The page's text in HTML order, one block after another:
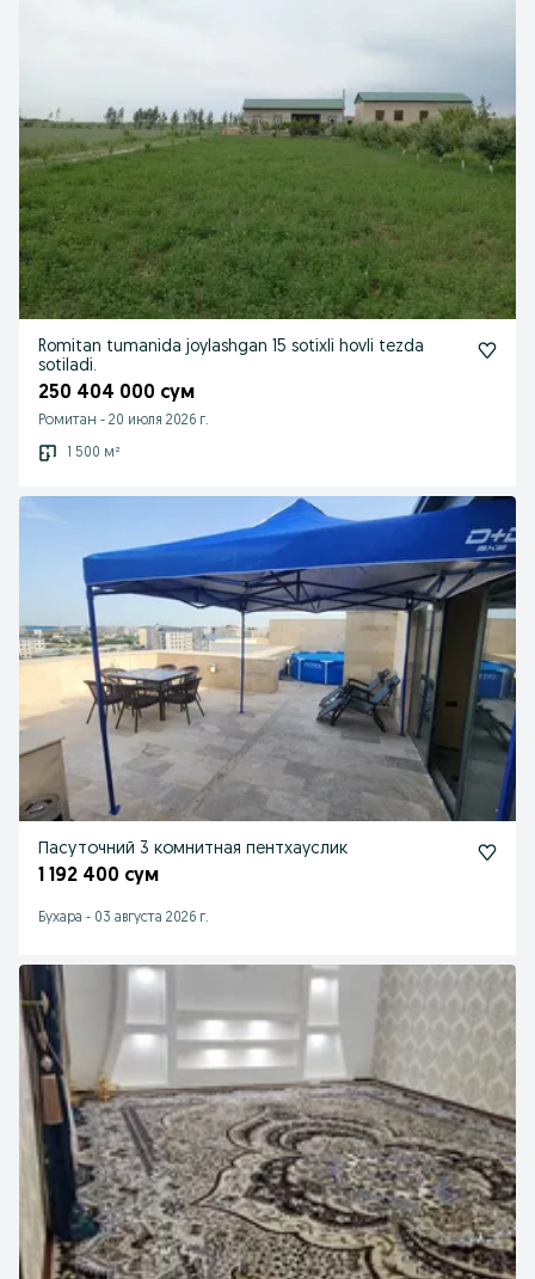
Romitan tumanida joylashgan 15 sotixli hovli tezda
sotiladi.
250 404 000 сум
Ромитан - 20 июля 2026 г.
1 500 м²
Пасуточний 3 комнитная пентхауслик
1 192 400 сум
Бухара - 03 августа 2026 г.